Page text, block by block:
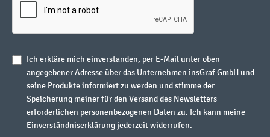
Ich erkläre mich einverstanden, per E-Mail unter oben
angegebener Adresse über das Unternehmen insGraf GmbH und
seine Produkte informiert zu werden und stimme der
Speicherung meiner für den Versand des Newsletters
erforderlichen personenbezogenen Daten zu. Ich kann meine
Einverständniserklärung jederzeit widerrufen.